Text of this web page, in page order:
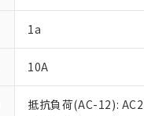
1a
10A
抵抗負荷(AC-12):
当社販売員
在庫状況お
ている必要
※2 対応予定月
部品在庫の切り替
「ｅ」：有害物質
「10」：通常の使
味します。
たしません。
△ 一定数
－
在庫な
空
受注生